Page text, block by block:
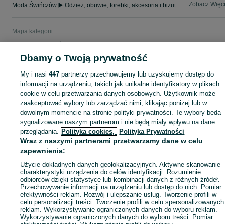
Moda Świńczów ▶️ Odzież, obuwie, torebki, akcesoria i biżuteria ✅ Nowe i używane w atrakcyjnych cenach ✌ Znajdź najlepsze ogłoszenia na OLX.pl! Zobacz
Mapa kategorii
Mapa miejscowości
Mapa ministron
Popularne wyszukiwania
Dbamy o Twoją prywatność
My i nasi447 partnerzy przechowujemy lub uzyskujemy dostęp do
informacji na urządzeniu, takich jak unikalne identyfikatory w plikach
cookie w celu przetwarzania danych osobowych. Użytkownik może
zaakceptować wybory lub zarządzać nimi, klikając poniżej lub w
dowolnym momencie na stronie polityki prywatności. Te wybory będą
sygnalizowane naszym partnerom i nie będą miały wpływu na dane
przeglądania. Polityka cookies, Polityka Prywatności
Wraz z naszymi partnerami przetwarzamy dane w celu
zapewnienia:
Użycie dokładnych danych geolokalizacyjnych. Aktywne skanowanie
charakterystyki urządzenia do celów identyfikacji. Rozumienie
odbiorców dzięki statystyce lub kombinacji danych z różnych źródeł.
Przechowywanie informacji na urządzeniu lub dostęp do nich. Pomiar
efektywności reklam. Rozwój i ulepszanie usług. Tworzenie profili w
celu personalizacji treści. Tworzenie profili w celu spersonalizowanych
reklam. Wykorzystywanie ograniczonych danych do wyboru reklam.
Wykorzystywanie ograniczonych danych do wyboru treści. Pomiar